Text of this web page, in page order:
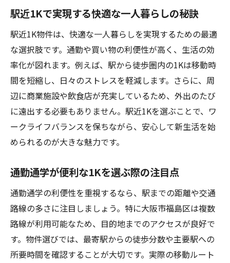
駅近1Kで実現する快適な一人暮らしの秘訣
駅近1K物件は、快適な一人暮らしを実現するための最適
な選択肢です。通勤や買い物の利便性が高く、生活の効
率化が図れます。例えば、駅から徒歩圏内の1Kは移動時
間を短縮し、日々のストレスを軽減します。さらに、周
辺に商業施設や飲食店が充実しているため、外出のたび
に遠出する必要もありません。駅近1Kを選ぶことで、ワ
ークライフバランスを保ちながら、安心して新生活を始
められるのが大きな魅力です。
通勤通学が便利な1Kを選ぶ際の注目点
通勤通学の利便性を重視するなら、駅までの距離や交通
路線の多さに注目しましょう。特に大阪市福島区は複数
路線が利用可能なため、目的地までのアクセスが良好で
す。物件選びでは、最寄駅からの徒歩分数や主要駅への
所要時間を確認することが大切です。実際の移動ルート